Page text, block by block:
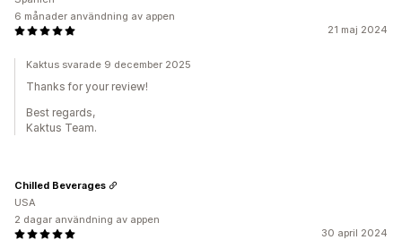
21 maj 2024
6 månader användning av appen
Kaktus svarade 9 december 2025
Thanks for your review!
Best regards,
Kaktus Team.
30 april 2024
Chilled Beverages
USA
2 dagar användning av appen